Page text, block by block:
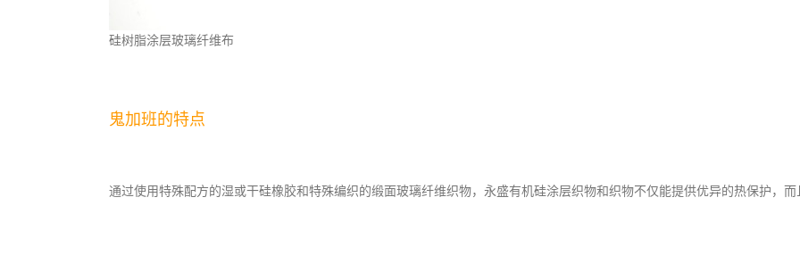
硅树脂涂层玻璃纤维布
鬼加班的特点
通过使用特殊配方的湿或干硅橡胶和特殊编织的缎面玻璃纤维织物，永盛有机硅涂层织物和织物不仅能提供优异的热保护，而